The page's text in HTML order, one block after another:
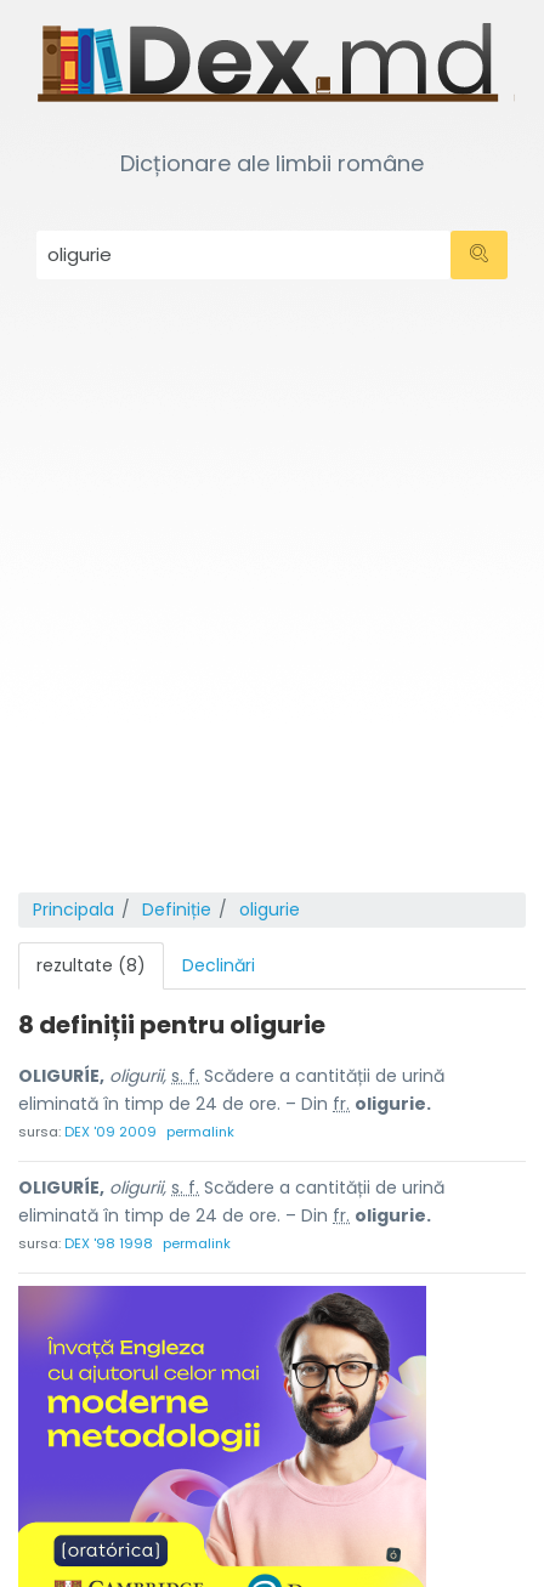
Dicționare ale limbii române
Principala Definiție oligurie
rezultate (8) Declinări
8 definiții pentru oligurie
OLIGURÍE, oligurii, s. f. Scădere a cantității de urină
eliminată în timp de 24 de ore. – Din fr. oligurie.
sursa:DEX '09 2009 permalink
OLIGURÍE, oligurii, s. f. Scădere a cantității de urină
eliminată în timp de 24 de ore. – Din fr. oligurie.
sursa:DEX '98 1998 permalink